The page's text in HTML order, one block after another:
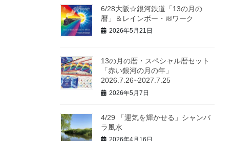
6/28大阪☆銀河鉄道「13の月の
暦」＆レインボー・i®ワーク
2026年5月21日
13の月の暦・スペシャル暦セット
「赤い銀河の月の年」
2026.7.26~2027.7.25
2026年5月7日
4/29 「運気を輝かせる」シャンバ
ラ風水